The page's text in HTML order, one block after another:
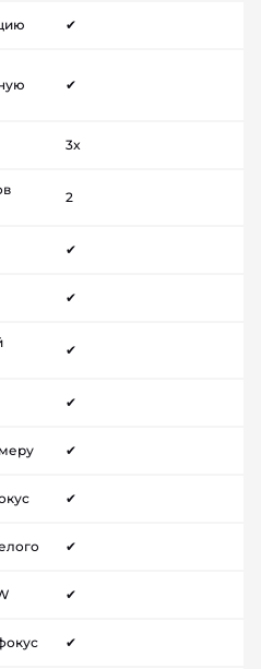
✔
✔
3x
2
✔
✔
✔
✔
✔
✔
✔
✔
✔